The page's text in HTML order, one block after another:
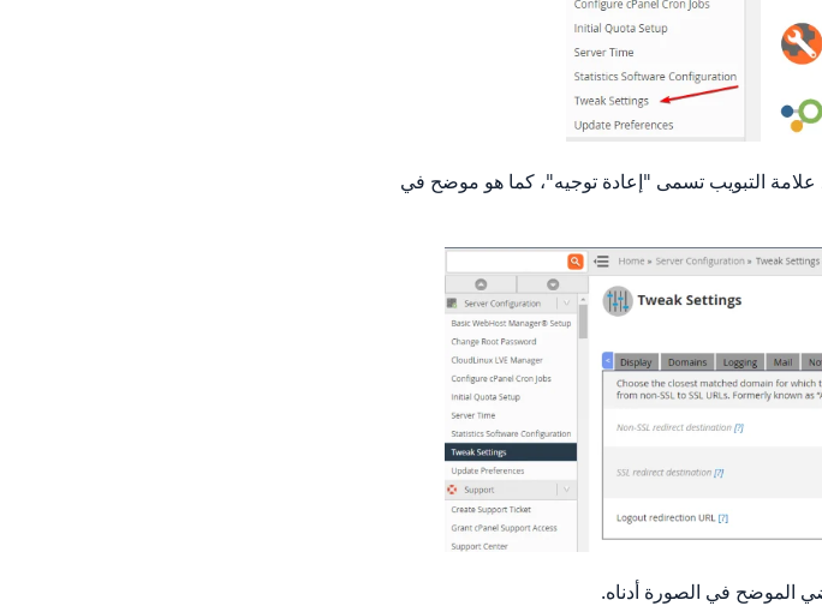
التبويب تسمى "إعادة توجيه"، كما هو موضح في
الموضح في الصورة أدناه.